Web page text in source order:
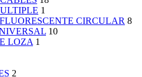
1
CIRCULAR 8
10
LOZA 1
2